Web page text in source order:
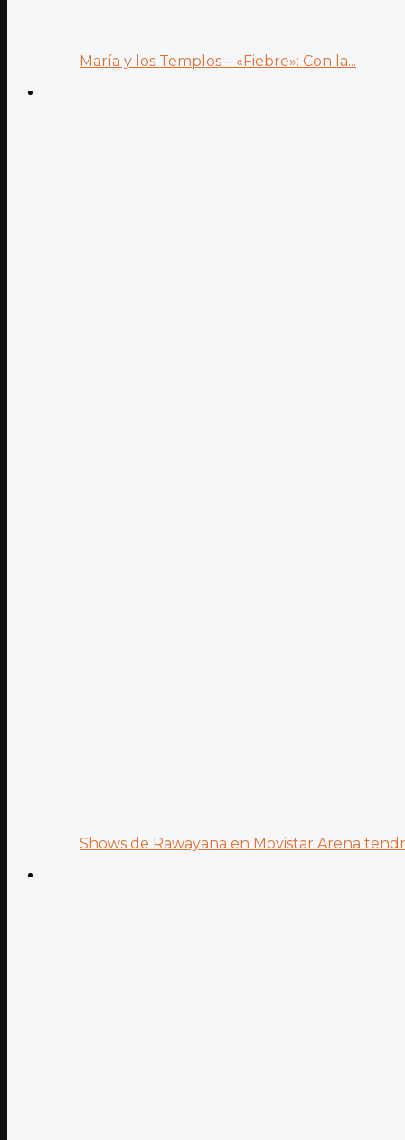
María y los Templos – «Fiebre»: Con la...
Shows de Rawayana en Movistar Arena